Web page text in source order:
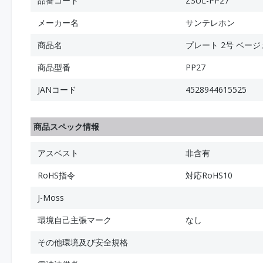
メーカー名
サンテレホン
商品名
プレート 2号 ベージ
商品型番
PP27
JANコード
4528944615525
商品スペック情報
アスベスト
非含有
RoHS指令
対応RoHS10
J-Moss
環境自己主張マーク
なし
その他環境及び安全規格